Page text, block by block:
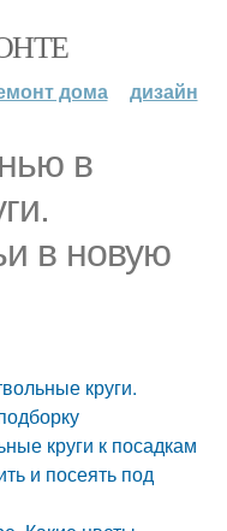
дома дизайн
в
в новую
круги.
круги к посадкам
и посеять под